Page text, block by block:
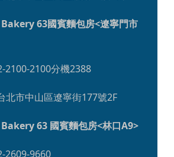
63國賓麵包房<遼寧門市
2100-2100分機2388
北市中山區遼寧街177號2F
63 國賓麵包房<林口A9>
2609-9660